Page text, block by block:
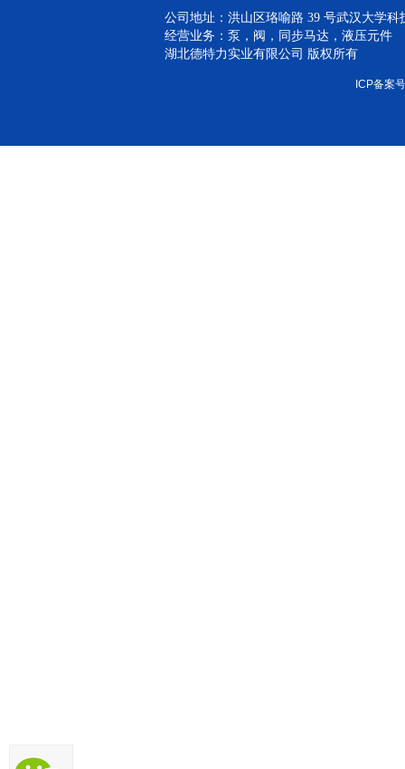
公司地址：洪山区珞喻路 39 号武汉大学科
经营业务：泵，阀，同步马达，液压元件
湖北德特力实业有限公司 版权所有
ICP备案